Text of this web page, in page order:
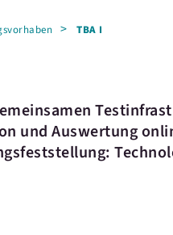
TBA I
und Auswertung